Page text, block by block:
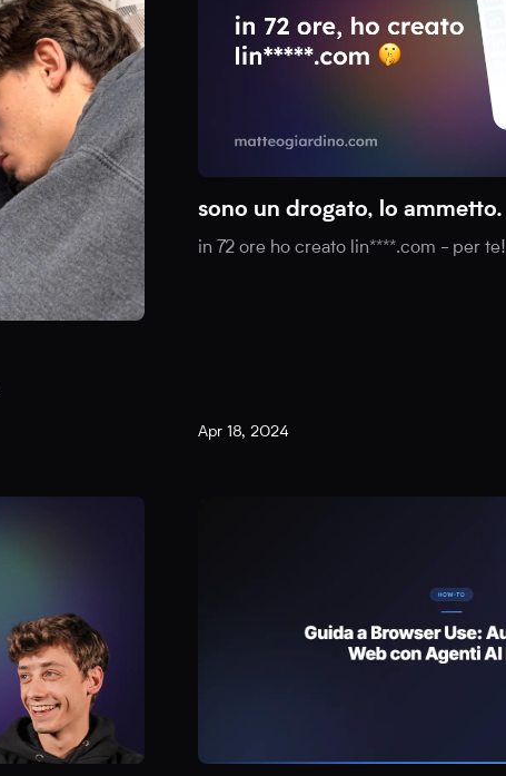
sono un drogato, lo ammetto.
in 72 ore ho creato lin****.com - per te!
Apr 18, 2024